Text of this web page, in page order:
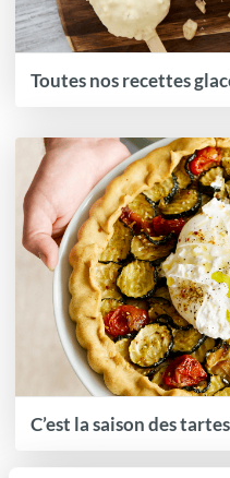
Toutes nos recettes
C’est la saison des